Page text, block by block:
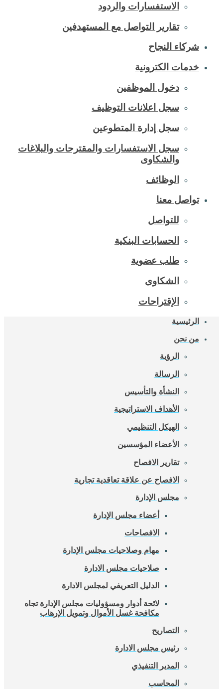
الاستفسارات والردود
تقارير التواصل مع المستهدفين
شركاء النجاح
خدمات الكترونية
دخول الموظفين
سجل اعلانات التوظيف
سجل إدارة المتطوعين
سجل الاستفسارات والمقترحات والبلاغات
والشكاوى
الوظائف
تواصل معنا
للتواصل
الحسابات البنكية
طلب عضوية
الشكاوى
الإقتراحات
الرئيسية
من نحن
الرؤية
الرسالة
النشأة والتأسيس
الأهداف الاستراتيجية
الهيكل التنظيمي
الأعضاء المؤسسين
تقارير الافصاح
الافصاح عن علاقة تعاقدية تجارية
مجلس الإدارة
أعضاء مجلس الإدارة
الافصاحات
مهام وصلاحيات مجلس الإدارة
صلاحيات مجلس الادارة
الدليل التعريفي لمجلس الادارة
لائحة أدوار ومسؤوليات مجلس الإدارة تجاه
مكافحة غسل الأموال وتمويل الإرهاب
التصاريح
رئيس مجلس الادارة
المدير التنفيذي
المحاسب